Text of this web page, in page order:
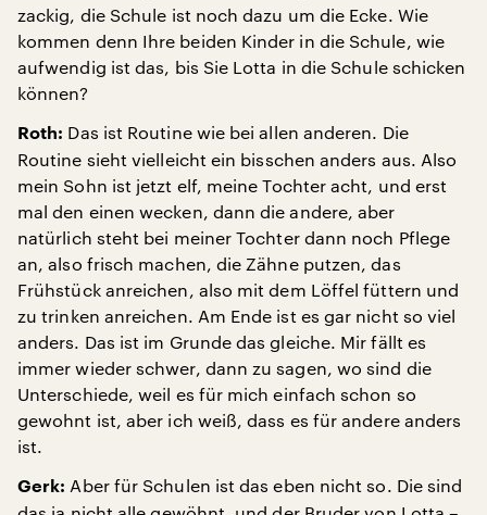
zackig, die Schule ist noch dazu um die Ecke. Wie
kommen denn Ihre beiden Kinder in die Schule, wie
aufwendig ist das, bis Sie Lotta in die Schule schicken
können?
Roth: Das ist Routine wie bei allen anderen. Die
Routine sieht vielleicht ein bisschen anders aus. Also
mein Sohn ist jetzt elf, meine Tochter acht, und erst
mal den einen wecken, dann die andere, aber
natürlich steht bei meiner Tochter dann noch Pflege
an, also frisch machen, die Zähne putzen, das
Frühstück anreichen, also mit dem Löffel füttern und
zu trinken anreichen. Am Ende ist es gar nicht so viel
anders. Das ist im Grunde das gleiche. Mir fällt es
immer wieder schwer, dann zu sagen, wo sind die
Unterschiede, weil es für mich einfach schon so
gewohnt ist, aber ich weiß, dass es für andere anders
ist.
Gerk: Aber für Schulen ist das eben nicht so. Die sind